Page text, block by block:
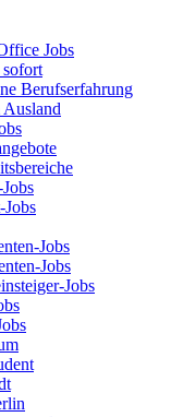
Jobs
sofort
Berufserfahrung
Ausland
Jobs
Jobs
Jobs